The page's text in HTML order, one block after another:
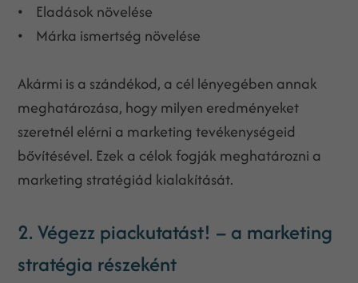
• Eladások növelése
• Márka ismertség növelése
Akármi is a szándékod, a cél lényegében annak
meghatározása, hogy milyen eredményeket
szeretnél elérni a marketing tevékenységeid
bővítésével. Ezek a célok fogják meghatározni a
marketing stratégiád kialakítását.
2. Végezz piackutatást! – a marketing
stratégia részeként